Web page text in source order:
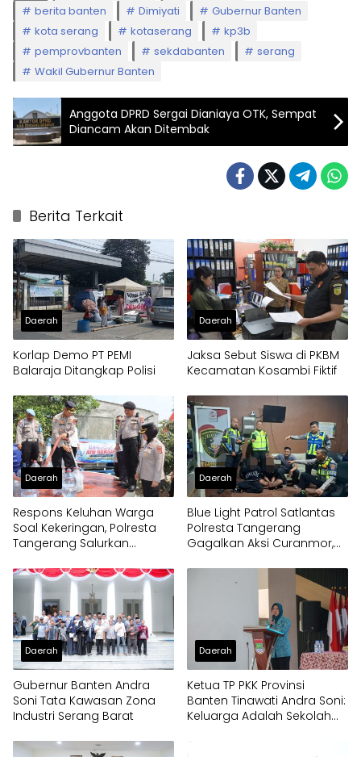
berita banten
Dimiyati
Gubernur Banten
kota serang
kotaserang
kp3b
pemprovbanten
sekdabanten
serang
Wakil Gubernur Banten
Anggota DPRD Sergai Dianiaya OTK, Sempat
Diancam Akan Ditembak
Berita Terkait
Daerah
Korlap Demo PT PEMI
Balaraja Ditangkap Polisi
Daerah
Jaksa Sebut Siswa di PKBM
Kecamatan Kosambi Fiktif
Daerah
Respons Keluhan Warga
Soal Kekeringan, Polresta
Tangerang Salurkan
Panongan
Daerah
Blue Light Patrol Satlantas
Polresta Tangerang
Gagalkan Aksi Curanmor,
Daerah
Gubernur Banten Andra
Soni Tata Kawasan Zona
Industri Serang Barat
Daerah
Ketua TP PKK Provinsi
Banten Tinawati Andra Soni:
Keluarga Adalah Sekolah